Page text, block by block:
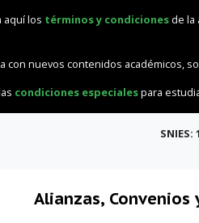
aquí los términos y condicionesde la
con nuevos contenidos académicos,
condiciones especialespara
SNIES:
Alianzas, Convenios